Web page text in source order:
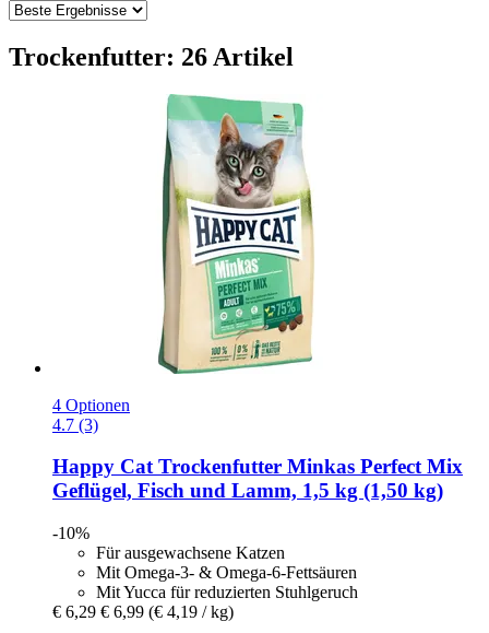
Trockenfutter: 26 Artikel
4 Optionen
4.7 (3)
Happy CatTrockenfutter Minkas Perfect Mix
Geflügel, Fisch und Lamm, 1,5 kg (1,50 kg)
-10%
Für ausgewachsene Katzen
Mit Omega-3- & Omega-6-Fettsäuren
Mit Yucca für reduzierten Stuhlgeruch
€ 6,29 € 6,99 (€ 4,19 / kg)